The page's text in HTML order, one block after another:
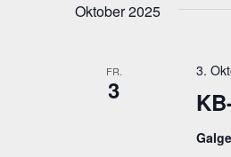
Oktober 2025
FR.
3
3.